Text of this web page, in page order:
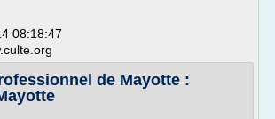
08:18:47
de Mayotte :